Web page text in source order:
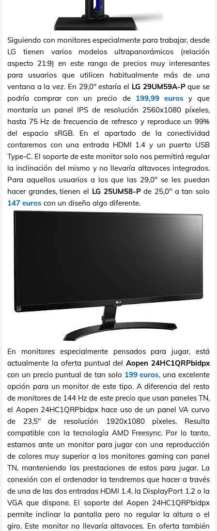
Siguiendo con monitores especialmente para trabajar, desde
LG tienen varios modelos ultrapanorámicos (relación
aspecto 21:9) en este rango de precios muy interesantes
para usuarios que utilicen habitualmente más de una
ventana a la vez. En 29,0" estaría el LG 29UM59A-Pque se
podría comprar con un precio de 199,99 euros y que
montaría un panel IPS de resolución 2560x1080 píxeles,
hasta 75 Hz de frecuencia de refresco y reproduce un 99%
del espacio sRGB. En el apartado de la conectividad
contaremos con una entrada HDMI 1.4 y un puerto USB
Type-C. El soporte de este monitor solo nos permitirá regular
la inclinación del mismo y no llevaría altavoces integrados.
Para aquellos usuarios a los que las 29,0" se les puedan
hacer grandes, tienen el LG 25UM58-Pde 25,0" a tan solo
147 euros con un diseño algo diferente.
En monitores especialmente pensados para jugar, está
actualmente la oferta puntual delAopen 24HC1QRPbidpx
con un precio puntual de tan solo 199 euros, una excelente
opción para un monitor de este tipo. A diferencia del resto
de monitores de 144 Hz de este precio que usan paneles TN,
el Aopen 24HC1QRPbidpx hace uso de un panel VA curvo
de 23,5" de resolución 1920x1080 píxeles. Resulta
compatible con la tecnología AMD Freesync. Por lo tanto,
estamos ante un monitor para jugar con una reproducción
de colores muy superior a los monitores gaming con panel
TN, manteniendo las prestaciones de estos para jugar. La
conexión con el ordenador la tendremos que hacer a través
de una de las dos entradas HDMI 1.4, la DisplayPort 1.2 o la
VGA que dispone. El soporte del Aopen 24HC1QRPbidpx
permite inclinar la pantalla pero no regular la altura o el
giro. Este monitor no llevaría altavoces. En oferta también